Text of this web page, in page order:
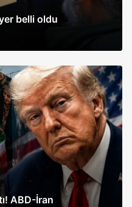
belli oldu
ABD-İran